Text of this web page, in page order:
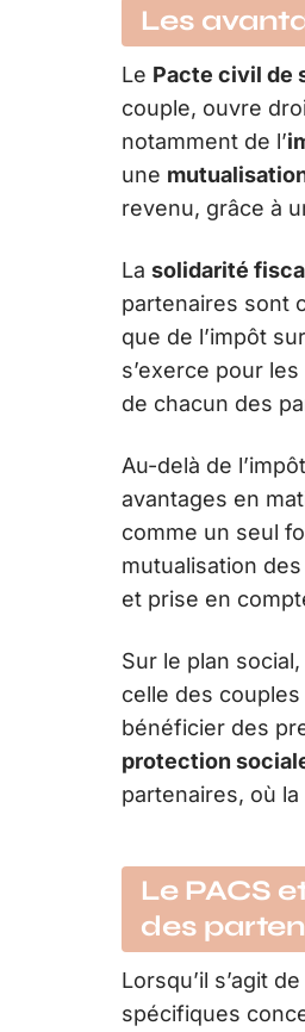
Les
Le Pacte civil de
couple, ouvre
notamment de l’
une
revenu, grâce à
La solidarité
partenaires sont
que de l’impôt
s’exerce pour
de chacun des
Au-delà de
avantages en
comme un seul
mutualisation
et prise en
Sur le plan
celle des
bénéficier des
protection
partenaires, où
Le PACS
des
Lorsqu’il s’agit
spécifiques